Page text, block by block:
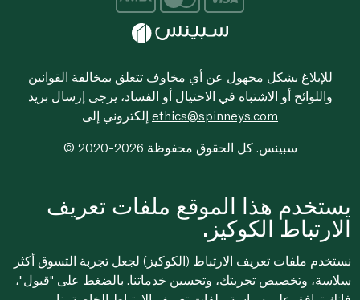
للإبلاغ بشكل مجهول عن أي مخاوف تتعلق بمخالفة القوانين
واللوائح أو الاشتباه في الاحتيال أو الفساد، يرجى إرسال بريد
ethics@spinneys.com
© 2020-2026 سبينس. كل الحقوق محفوظة
يستخدم هذا الموقع ملفات تعريف
الارتباط الكوكيز.
نستخدم ملفات تعريف الارتباط (الكوكيز) لجعل تجربة التسوق أكثر
سلاسة، وتخصيص تجربتك، وتحسين خدماتنا. بالضغط على "قبول"،